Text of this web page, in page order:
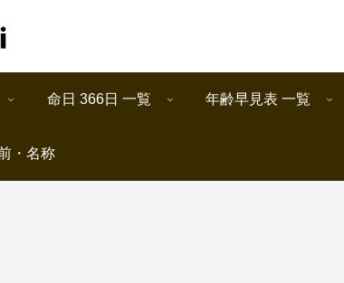
命日 366日 一覧 年齢早見表 一覧
・名称